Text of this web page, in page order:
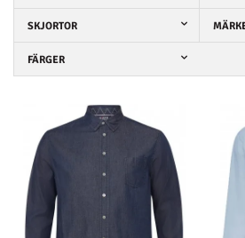
SKJORTOR
FÄRGER